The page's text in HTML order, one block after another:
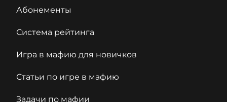
Абонементы
Система рейтинга
Игра в мафию для новичков
Статьи по игре в мафию
Задачи по мафии